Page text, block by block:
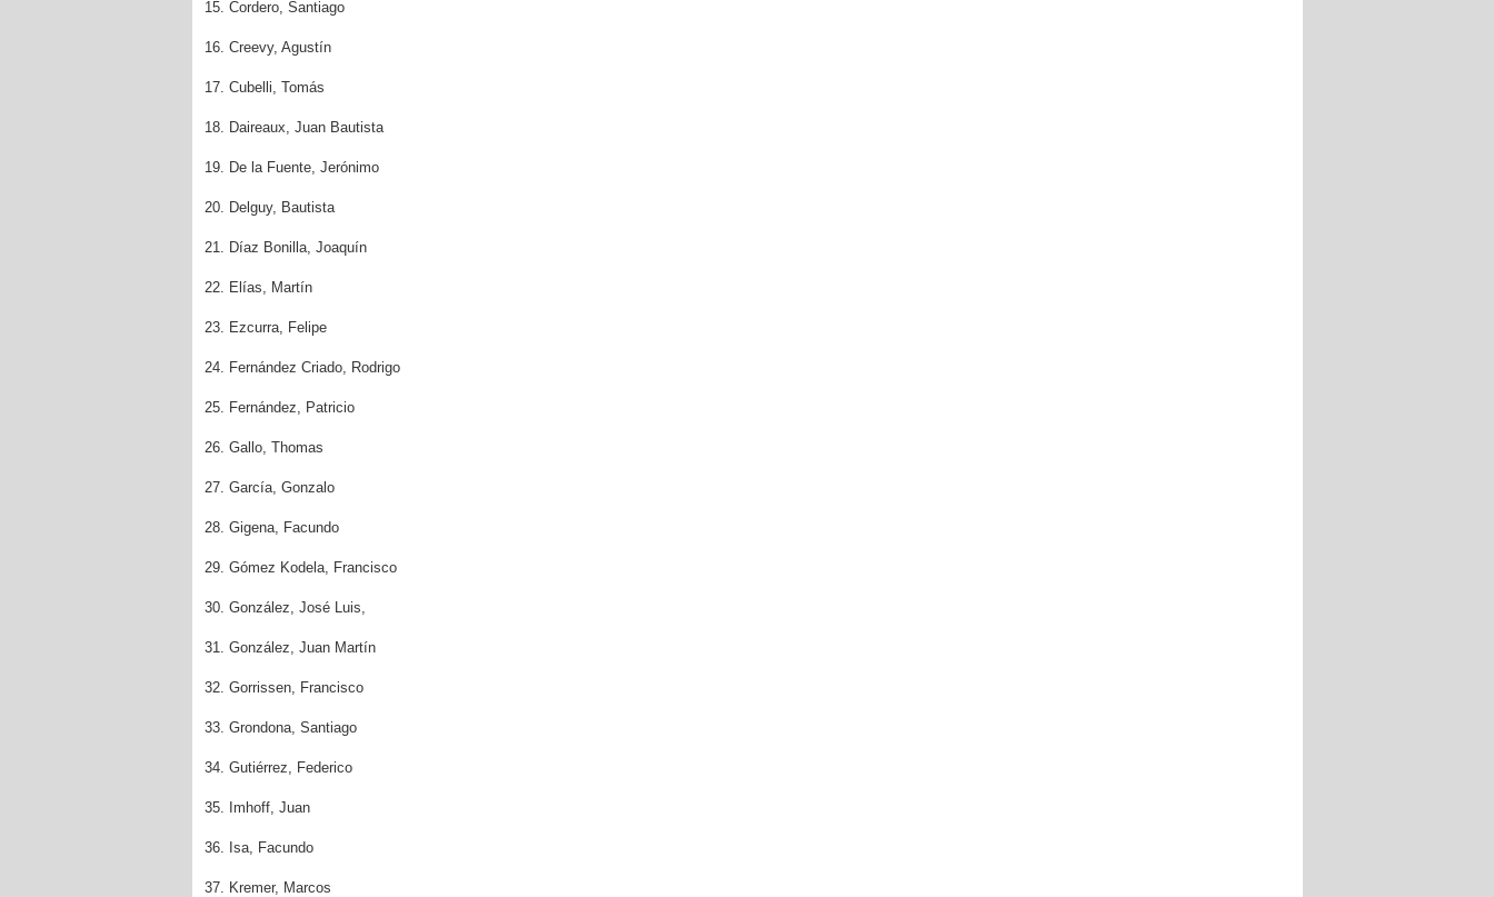
15. Cordero, Santiago
16. Creevy, Agustín
17. Cubelli, Tomás
18. Daireaux, Juan Bautista
19. De la Fuente, Jerónimo
20. Delguy, Bautista
21. Díaz Bonilla, Joaquín
22. Elías, Martín
23. Ezcurra, Felipe
24. Fernández Criado, Rodrigo
25. Fernández, Patricio
26. Gallo, Thomas
27. García, Gonzalo
28. Gigena, Facundo
29. Gómez Kodela, Francisco
30. González, José Luis,
31. González, Juan Martín
32. Gorrissen, Francisco
33. Grondona, Santiago
34. Gutiérrez, Federico
35. Imhoff, Juan
36. Isa, Facundo
37. Kremer, Marcos